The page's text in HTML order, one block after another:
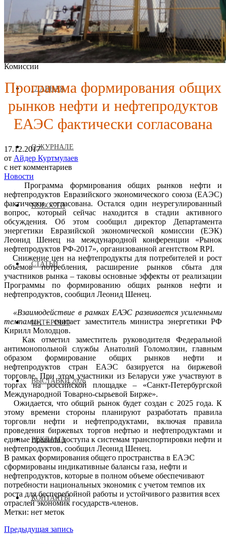
Журнал аккредитован при Евразийской Экономической
Комиссии
ГЛАВНАЯ
О ЖУРНАЛЕ
НОВОСТИ
СТАТЬИ
ИНТЕРВЬЮ
ВЫСТАВКИ 2026
РЕКЛАМА
КОНТАКТЫ
Программа формирования общих
рынков нефти и нефтепродуктов
ЕАЭС фактически согласована
17.12.2017
от Айдер Куртмулаев
с нет комментариев
Новости
Программа формирования общих рынков нефти и
нефтепродуктов Евразийского экономического союза (ЕАЭС)
фактически согласована. Остался один неурегулированный
вопрос, который сейчас находится в стадии активного
обсуждения. Об этом сообщил директор Департамента
энергетики Евразийской экономической комиссии (ЕЭК)
Леонид Шенец на международной конференции «Рынок
нефтепродуктов РФ-2017», организованной агентством RPI.
Снижение цен на нефтепродукты для потребителей и рост
объемов потребления, расширение рынков сбыта для
участников рынка – таковы основные эффекты от реализации
Программы по формированию общих рынков нефти и
нефтепродуктов, сообщил Леонид Шенец.
«Взаимодействие в рамках ЕАЭС развивается усиленными
темпами»,– считает заместитель министра энергетики РФ
Кирилл Молодцов.
Как отметил заместитель руководителя Федеральной
антимонопольной службы Анатолий Голомолзин, главным
образом формирование общих рынков нефти и
нефтепродуктов стран ЕАЭС базируется на биржевой
торговле. При этом участники из Беларуси уже участвуют в
торгах на российской площадке – «Санкт-Петербургской
Международной Товарно-сырьевой Бирже».
Ожидается, что общий рынок будет создан с 2025 года. К
этому времени стороны планируют разработать правила
торговли нефти и нефтепродуктами, включая правила
проведения биржевых торгов нефтью и нефтепродуктами и
единые правила доступа к системам транспортировки нефти и
нефтепродуктов, сообщил Леонид Шенец.
В рамках формирования общего пространства в ЕАЭС
сформированы индикативные балансы газа, нефти и
нефтепродуктов, которые в полном объеме обеспечивают
потребности национальных экономик с учетом темпов их
роста для бесперебойной работы и устойчивого развития всех
отраслей экономик государств-членов.​
Метки: нет меток
Предыдущая запись